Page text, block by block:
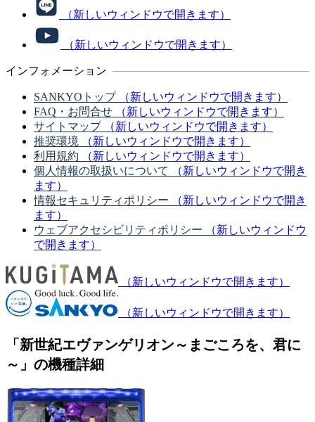
（新しいウィンドウで開きます）
（新しいウィンドウで開きます）
インフォメーション
SANKYOトップ
（新しいウィンドウで開きます）
FAQ・お問合せ
（新しいウィンドウで開きます）
サイトマップ
（新しいウィンドウで開きます）
推奨環境
（新しいウィンドウで開きます）
利用規約
（新しいウィンドウで開きます）
個人情報の取扱いについて
（新しいウィンドウで開き
ます）
情報セキュリティポリシー
（新しいウィンドウで開き
ます）
ウェブアクセシビリティポリシー
（新しいウィンドウ
で開きます）
（新しいウィンドウで開きます）
（新しいウィンドウで開きます）
「新世紀エヴァンゲリオン～まごころを、君に
～」の機種詳細